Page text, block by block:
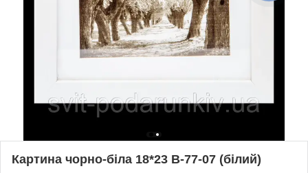
Картина чорно-біла 18*23 B-77-07 (білий)